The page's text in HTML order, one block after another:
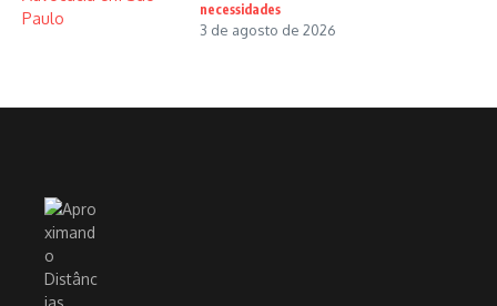
necessidades
3 de agosto de 2026